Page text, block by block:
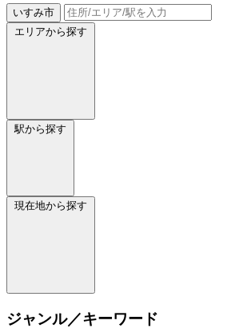
いすみ市
エリアから探す
駅から探す
現在地から探す
ジャンル／キーワード